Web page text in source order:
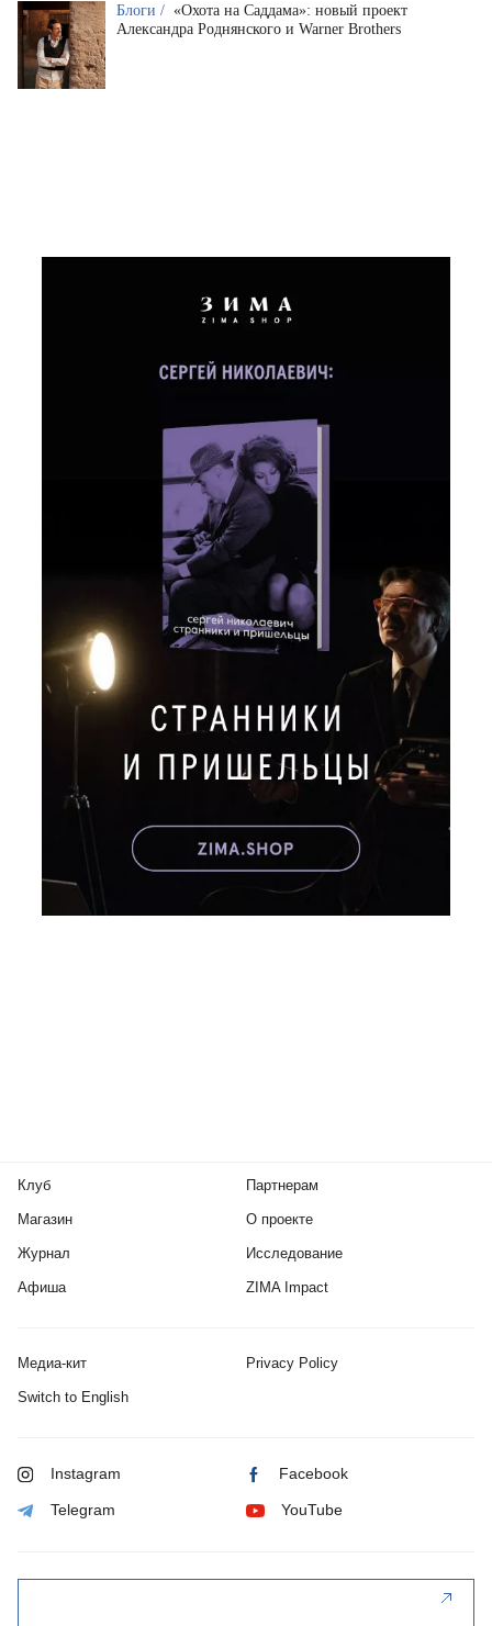
Блоги / «Охота на Саддама»: новый проект
Александра Роднянского и Warner Brothers
Клуб
Магазин
Журнал
Афиша
Партнерам
О проекте
Исследование
ZIMA Impact
Медиа-кит Privacy Policy
Switch to English
Instagram Facebook
Telegram YouTube